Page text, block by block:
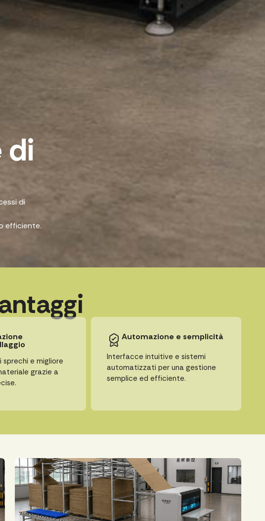
di
di
efficiente.
sprechi e migliore
grazie a
Automazione e semplicità
Interfacce intuitive e sistemi
automatizzati per una gestione
semplice ed efficiente.